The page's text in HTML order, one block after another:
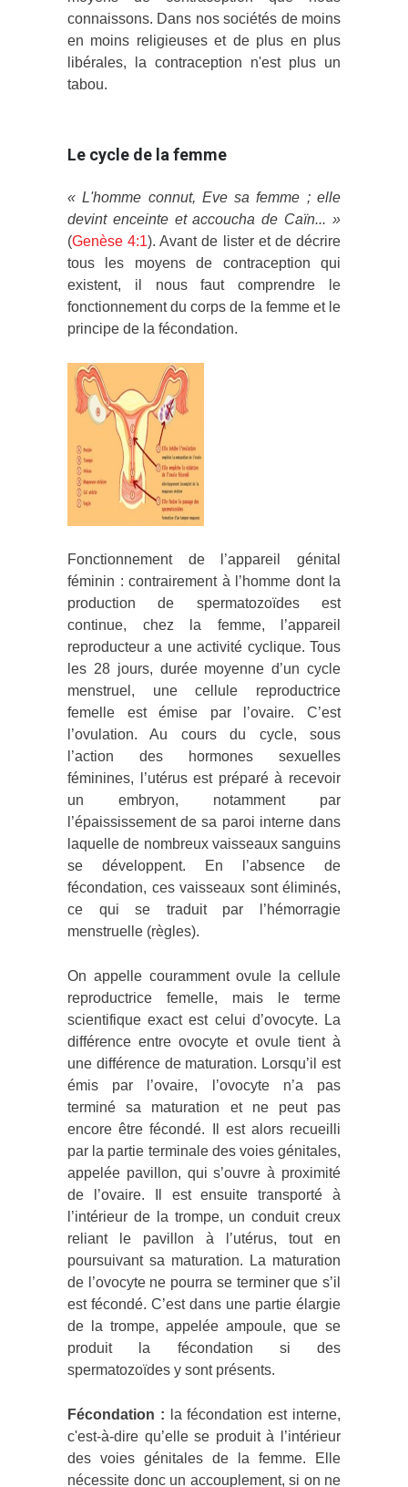
connaissons. Dans nos sociétés de moins
en moins religieuses et de plus en plus
libérales, la contraception n'est plus un
tabou.
Le cycle de la femme
« L'homme connut, Eve sa femme ; elle
devint enceinte et accoucha de Caïn... »
(Genèse 4:1). Avant de lister et de décrire
tous les moyens de contraception qui
existent, il nous faut comprendre le
fonctionnement du corps de la femme et le
principe de la fécondation.
Fonctionnement de l’appareil génital
féminin : contrairement à l’homme dont la
production de spermatozoïdes est
continue, chez la femme, l’appareil
reproducteur a une activité cyclique. Tous
les 28 jours, durée moyenne d’un cycle
menstruel, une cellule reproductrice
femelle est émise par l’ovaire. C’est
l’ovulation. Au cours du cycle, sous
l’action des hormones sexuelles
féminines, l’utérus est préparé à recevoir
un embryon, notamment par
l’épaississement de sa paroi interne dans
laquelle de nombreux vaisseaux sanguins
se développent. En l’absence de
fécondation, ces vaisseaux sont éliminés,
ce qui se traduit par l’hémorragie
menstruelle (règles).
On appelle couramment ovule la cellule
reproductrice femelle, mais le terme
scientifique exact est celui d’ovocyte. La
différence entre ovocyte et ovule tient à
une différence de maturation. Lorsqu’il est
émis par l’ovaire, l’ovocyte n’a pas
terminé sa maturation et ne peut pas
encore être fécondé. Il est alors recueilli
par la partie terminale des voies génitales,
appelée pavillon, qui s’ouvre à proximité
de l’ovaire. Il est ensuite transporté à
l’intérieur de la trompe, un conduit creux
reliant le pavillon à l’utérus, tout en
poursuivant sa maturation. La maturation
de l’ovocyte ne pourra se terminer que s’il
est fécondé. C’est dans une partie élargie
de la trompe, appelée ampoule, que se
produit la fécondation si des
spermatozoïdes y sont présents.
Fécondation : la fécondation est interne,
c'est-à-dire qu’elle se produit à l’intérieur
des voies génitales de la femme. Elle
nécessite donc un accouplement, si on ne